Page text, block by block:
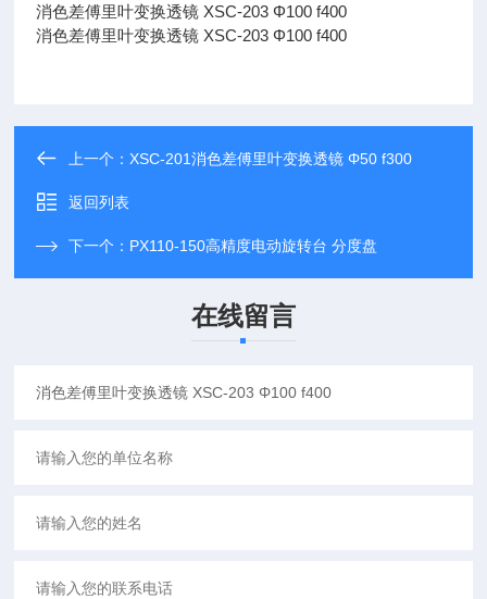
消色差傅里叶变换透镜 XSC-203 Φ100 f400
消色差傅里叶变换透镜 XSC-203 Φ100 f400
上一个：XSC-201消色差傅里叶变换透镜 Φ50 f300
返回列表
下一个： PX110-150高精度电动旋转台 分度盘
在线留言